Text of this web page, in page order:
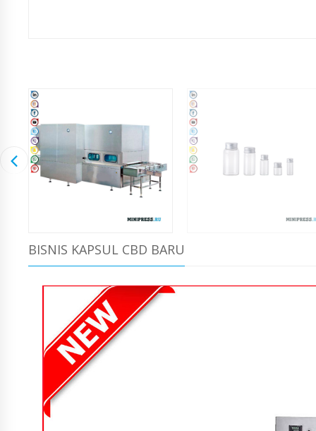
BISNIS KAPSUL CBD BARU